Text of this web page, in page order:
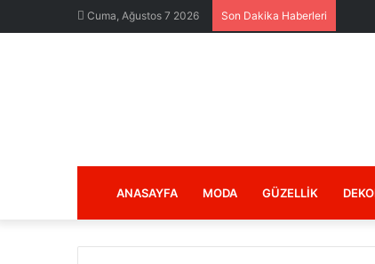
Cuma, Ağustos 7 2026 Son Dakika Haberleri
ANASAYFA MODA GÜZELLIK